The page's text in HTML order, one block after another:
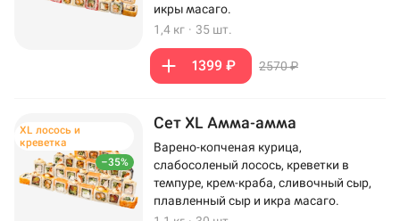
икры масаго.
1,4 кг · 35 шт.
1399 ₽ 2570 ₽
–35%
XL лосось и
креветка
Сет XL Амма-амма
Варено-копченая курица,
слабосоленый лосось, креветки в
темпуре, крем-краба, сливочный сыр,
плавленный сыр и икра масаго.